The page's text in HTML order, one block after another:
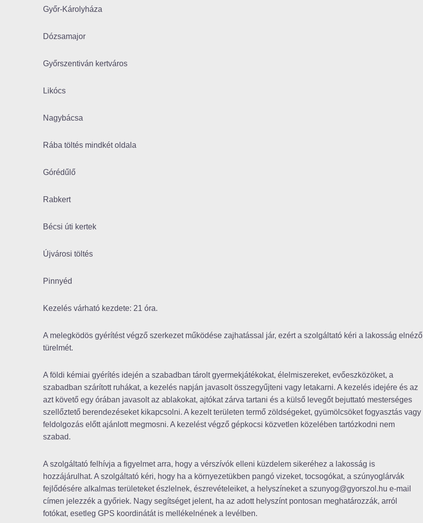
Győr-Károlyháza
Dózsamajor
Győrszentiván kertváros
Likócs
Nagybácsa
Rába töltés mindkét oldala
Górédűlő
Rabkert
Bécsi úti kertek
Újvárosi töltés
Pinnyéd
Kezelés várható kezdete: 21 óra.
A melegködös gyérítést végző szerkezet működése zajhatással jár, ezért a szolgáltató kéri a lakosság elnéző
türelmét.
A földi kémiai gyérítés idején a szabadban tárolt gyermekjátékokat, élelmiszereket, evőeszközöket, a
szabadban szárított ruhákat, a kezelés napján javasolt összegyűjteni vagy letakarni. A kezelés idejére és az
azt követő egy órában javasolt az ablakokat, ajtókat zárva tartani és a külső levegőt bejuttató mesterséges
szellőztető berendezéseket kikapcsolni. A kezelt területen termő zöldségeket, gyümölcsöket fogyasztás vagy
feldolgozás előtt ajánlott megmosni. A kezelést végző gépkocsi közvetlen közelében tartózkodni nem
szabad.
A szolgáltató felhívja a figyelmet arra, hogy a vérszívók elleni küzdelem sikeréhez a lakosság is
hozzájárulhat. A szolgáltató kéri, hogy ha a környezetükben pangó vizeket, tocsogókat, a szúnyoglárvák
fejlődésére alkalmas területeket észlelnek, észrevételeiket, a helyszíneket a szunyog@gyorszol.hu e-mail
címen jelezzék a győriek. Nagy segítséget jelent, ha az adott helyszínt pontosan meghatározzák, arról
fotókat, esetleg GPS koordinátát is mellékelnének a levélben.